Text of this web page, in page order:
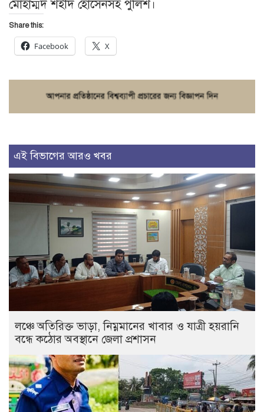
মোহাম্মদ শহীদ হোসেনসহ পুলিশ।
Share this:
Facebook X
এই বিভাগের আরও খবর
লঞ্চে অতিরিক্ত ভাড়া, নিম্নমানের খাবার ও যাত্রী হয়রানি
বন্ধে কঠোর অবস্থানে জেলা প্রশাসন